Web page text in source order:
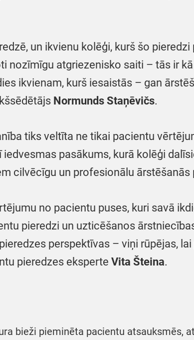
un ikvienu kolēģi, kurš šo pieredzi
nozīmīgu atgriezenisko saiti – tās ir
ikvienam, kurš iesaistās – gan
Normunds Staņēvičs.
tiks veltīta ne tikai pacientu
pasākums, kurā kolēģi
cilvēcīgu un profesionālu ārstēšanās
no pacientu puses, kuri savā
pieredzi un uzticēšanos
perspektīvas – viņi rūpējas,
pieredzes eksperte Vita Šteina.
bieži pieminēta pacientu atsauksmēs,